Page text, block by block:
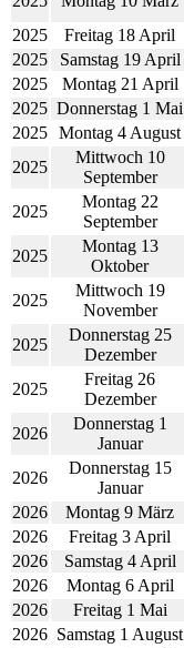
2025
Freitag 18 April
2025
Samstag 19 April
2025
Montag 21 April
2025 Donnerstag 1 Mai
2025 Montag 4 August
2025
Mittwoch 10
September
2025
Montag 22
September
2025
Montag 13
Oktober
2025
Mittwoch 19
November
2025
Donnerstag 25
Dezember
2025
Freitag 26
Dezember
2026
Donnerstag 1
Januar
2026
Donnerstag 15
Januar
2026
Montag 9 März
2026
Freitag 3 April
2026
Samstag 4 April
2026
Montag 6 April
2026
Freitag 1 Mai
2026 Samstag 1 August